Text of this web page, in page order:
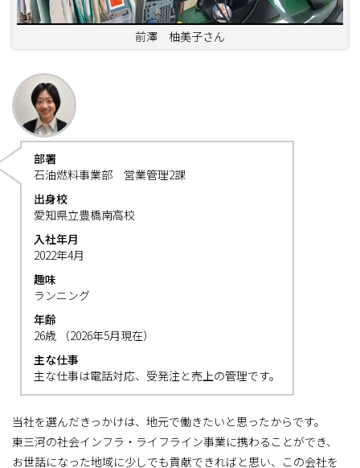
前澤 柚美子さん
部署
石油燃料事業部 営業管理2課
出身校
愛知県立豊橋南高校
入社年月
2022年4月
趣味
ランニング
年齢
26歳 （2026年5月現在）
主な仕事
主な仕事は電話対応、受発注と売上の管理です。
当社を選んだきっかけは、地元で働きたいと思ったからです。
東三河の社会インフラ・ライフライン事業に携わることができ、
お世話になった地域に少しでも貢献できればと思い、この会社を